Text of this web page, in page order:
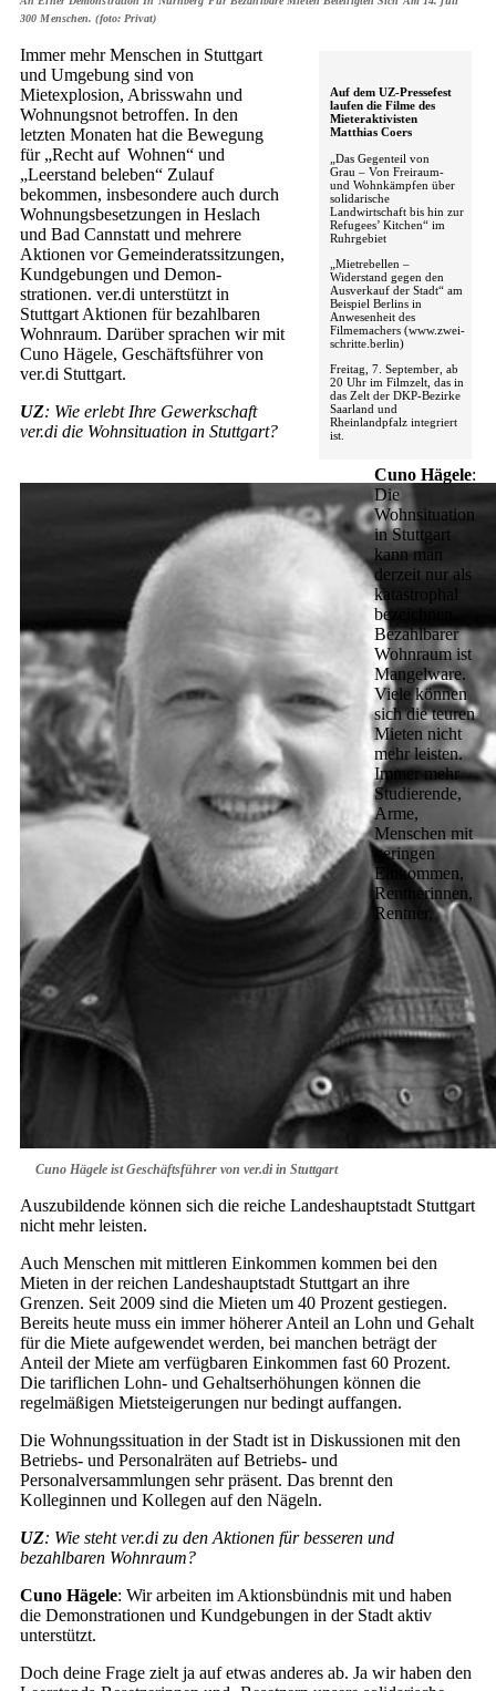
300 Menschen. (foto: Privat)
Auf dem UZ-Pressefest
laufen die Filme des
Mieteraktivisten
Matthias Coers
„Das Gegenteil von
Grau – Von Freiraum-
und Wohnkämpfen über
solidarische
Landwirtschaft bis hin zur
Refugees’ Kitchen“ im
Ruhrgebiet
„Mietrebellen –
Widerstand gegen den
Ausverkauf der Stadt“ am
Beispiel Berlins in
Anwesenheit des
Filmemachers (www.zwei-
schritte.berlin)
Freitag, 7. September, ab
20 Uhr im Filmzelt, das in
das Zelt der DKP-Bezirke
Saarland und
Rheinlandpfalz integriert
ist.
Immer mehr Menschen in Stuttgart
und Umgebung sind von
Mietexplosion, Abrisswahn und
Wohnungsnot betroffen. In den
letzten Monaten hat die Bewegung
für „Recht auf Wohnen“ und
„Leerstand beleben“ Zulauf
bekommen, insbesondere auch durch
Wohnungsbesetzungen in Heslach
und Bad Cannstatt und mehrere
Aktionen vor Gemeinderatssitzungen,
Kundgebungen und Demon­
strationen. ver.di unterstützt in
Stuttgart Aktionen für bezahlbaren
Wohnraum. Darüber sprachen wir mit
Cuno Hägele, Geschäftsführer von
ver.di Stuttgart.
UZ: Wie erlebt Ihre Gewerkschaft
ver.di die Wohnsituation in Stuttgart?
Cuno Hägele ist Geschäftsführer von ver.di in Stuttgart
Cuno Hägele:
Die
Wohnsituation
in Stuttgart
kann man
derzeit nur als
katastrophal
bezeichnen.
Bezahlbarer
Wohnraum ist
Mangelware.
Viele können
sich die teuren
Mieten nicht
mehr leisten.
Immer mehr
Studierende,
Arme,
Menschen mit
geringen
Einkommen,
Rentnerinnen,
Rentner,
Auszubildende können sich die reiche Landeshauptstadt Stuttgart
nicht mehr leisten.
Auch Menschen mit mittleren Einkommen kommen bei den
Mieten in der reichen Landeshauptstadt Stuttgart an ihre
Grenzen. Seit 2009 sind die Mieten um 40 Prozent gestiegen.
Bereits heute muss ein immer höherer Anteil an Lohn und Gehalt
für die Miete aufgewendet werden, bei manchen beträgt der
Anteil der Miete am verfügbaren Einkommen fast 60 Prozent.
Die tariflichen Lohn- und Gehaltserhöhungen können die
regelmäßigen Mietsteigerungen nur bedingt auffangen.
Die Wohnungssituation in der Stadt ist in Diskussionen mit den
Betriebs- und Personalräten auf Betriebs- und
Personalversammlungen sehr präsent. Das brennt den
Kolleginnen und Kollegen auf den Nägeln.
UZ: Wie steht ver.di zu den Aktionen für besseren und
bezahlbaren Wohnraum?
Cuno Hägele: Wir arbeiten im Aktionsbündnis mit und haben
die Demonstrationen und Kundgebungen in der Stadt aktiv
unterstützt.
Doch deine Frage zielt ja auf etwas anderes ab. Ja wir haben den